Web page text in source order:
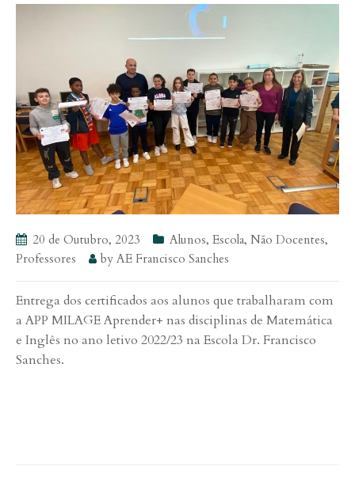
20 de Outubro, 2023 Alunos, Escola, Não Docentes,
Professores
by AE Francisco Sanches
Entrega dos certificados aos alunos que trabalharam com
a APP MILAGE Aprender+ nas disciplinas de Matemática
e Inglês no ano letivo 2022/23 na Escola Dr. Francisco
Sanches.